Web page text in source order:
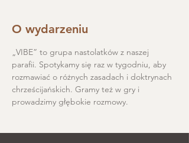
O wydarzeniu
„VIBE” to grupa nastolatków z naszej
parafii. Spotykamy się raz w tygodniu, aby
rozmawiać o różnych zasadach i doktrynach
chrześcijańskich. Gramy też w gry i
prowadzimy głębokie rozmowy.